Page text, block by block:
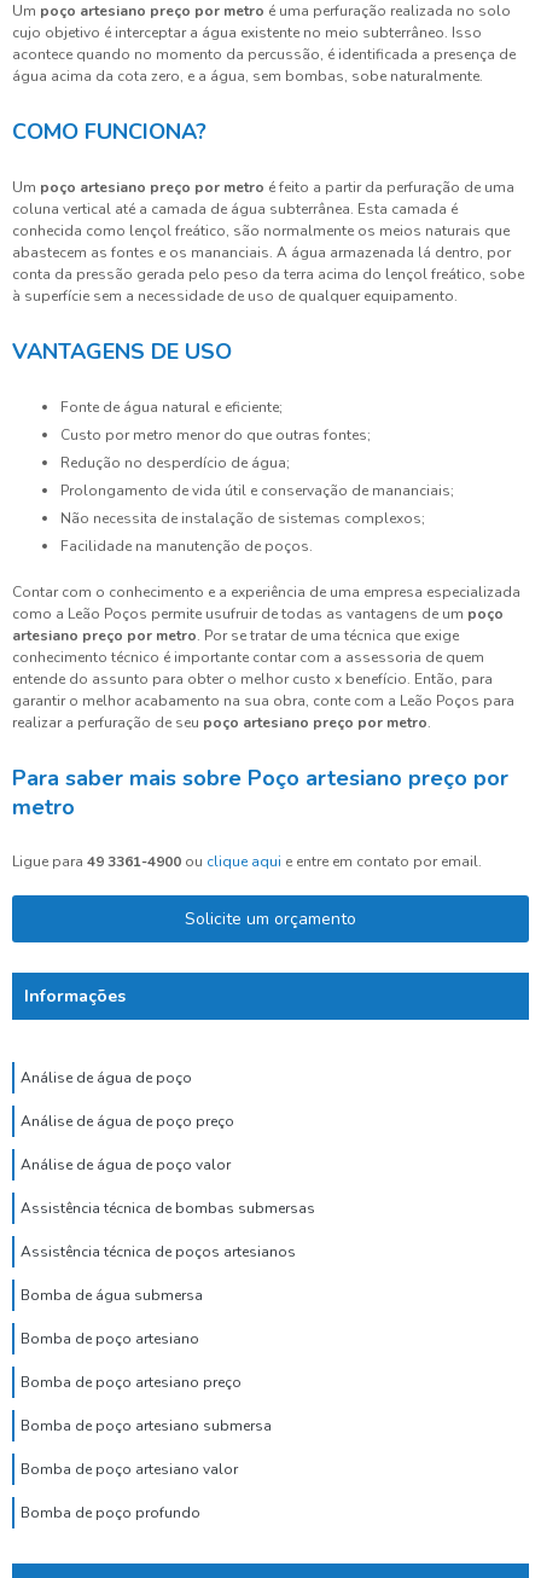
Um poço artesiano preço por metro é uma perfuração realizada no solo
cujo objetivo é interceptar a água existente no meio subterrâneo. Isso
acontece quando no momento da percussão, é identificada a presença de
água acima da cota zero, e a água, sem bombas, sobe naturalmente.
COMO FUNCIONA?
Um poço artesiano preço por metro é feito a partir da perfuração de uma
coluna vertical até a camada de água subterrânea. Esta camada é
conhecida como lençol freático, são normalmente os meios naturais que
abastecem as fontes e os mananciais. A água armazenada lá dentro, por
conta da pressão gerada pelo peso da terra acima do lençol freático, sobe
à superfície sem a necessidade de uso de qualquer equipamento.
VANTAGENS DE USO
Fonte de água natural e eficiente;
Custo por metro menor do que outras fontes;
Redução no desperdício de água;
Prolongamento de vida útil e conservação de mananciais;
Não necessita de instalação de sistemas complexos;
Facilidade na manutenção de poços.
Contar com o conhecimento e a experiência de uma empresa especializada
como a Leão Poços permite usufruir de todas as vantagens de um poço
artesiano preço por metro. Por se tratar de uma técnica que exige
conhecimento técnico é importante contar com a assessoria de quem
entende do assunto para obter o melhor custo x benefício. Então, para
garantir o melhor acabamento na sua obra, conte com a Leão Poços para
realizar a perfuração de seu poço artesiano preço por metro.
Para saber mais sobre Poço artesiano preço por
metro
Ligue para 49 3361-4900 ou clique aqui e entre em contato por email.
Solicite um orçamento
Informações
Análise de água de poço
Análise de água de poço preço
Análise de água de poço valor
Assistência técnica de bombas submersas
Assistência técnica de poços artesianos
Bomba de água submersa
Bomba de poço artesiano
Bomba de poço artesiano preço
Bomba de poço artesiano submersa
Bomba de poço artesiano valor
Bomba de poço profundo